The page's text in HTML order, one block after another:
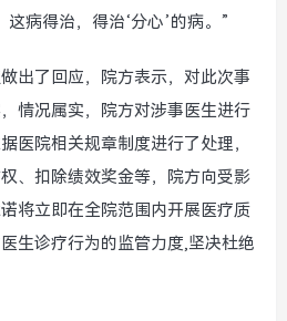
病得治，得治‘分心’的病。”
出了回应，院方表示，对此次事
情况属实，院方对涉事医生进行
医院相关规章制度进行了处理，
、扣除绩效奖金等，院方向受影
将立即在全院范围内开展医疗质
生诊疗行为的监管力度,坚决杜绝